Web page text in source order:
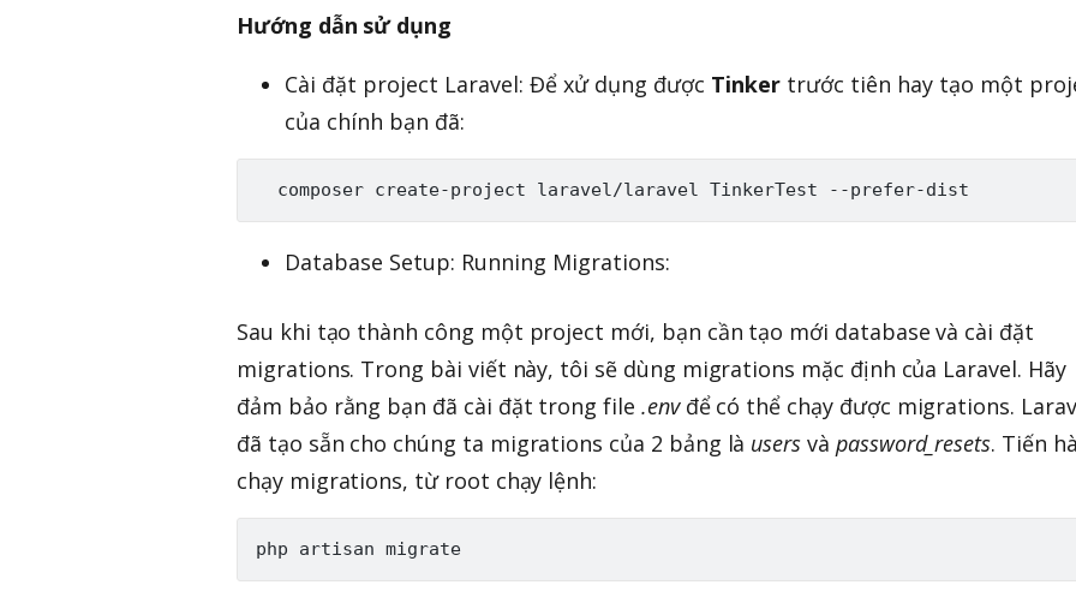
Hướng dẫn sử dụng
Cài đặt project Laravel: Để xử dụng được Tinker trước tiên hay tạo một
của chính bạn đã:
Database Setup: Running Migrations:
Sau khi tạo thành công một project mới, bạn cần tạo mới database và cài đặt
migrations. Trong bài viết này, tôi sẽ dùng migrations mặc định của Laravel. Hãy
đảm bảo rằng bạn đã cài đặt trong file .envđể có thể chạy được migrations.
đã tạo sẵn cho chúng ta migrations của 2 bảng là users và password_resets. Tiến
chạy migrations, từ root chạy lệnh: